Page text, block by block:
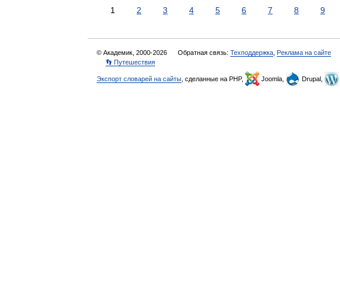
1 2 3 4 5 6 7 8 9
© Академик, 2000-2026 Обратная связь: Техподдержка Реклама на сайте
👣 Путешествия
Экспорт словарей на сайты , сделанные на PHP, Joomla, Drupal,